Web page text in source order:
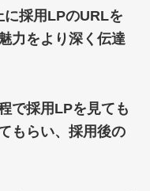
に採用LPのURLを
力をより深く伝達
で採用LPを見ても
もらい、採用後の